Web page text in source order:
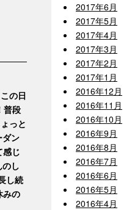
の日
普段
っと
ダン
感じ
し
し続
みの
2017年6月
2017年5月
2017年4月
2017年3月
2017年2月
2017年1月
2016年12月
2016年11月
2016年10月
2016年9月
2016年8月
2016年7月
2016年6月
2016年5月
2016年4月